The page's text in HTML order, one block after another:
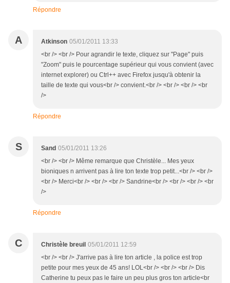
Répondre
A Atkinson 05/01/2011 13:33
<br /> <br /> Pour agrandir le texte, cliquez sur "Page" puis
"Zoom" puis le pourcentage supérieur qui vous convient (avec
internet explorer) ou Ctrl++ avec Firefox jusqu'à obtenir la
taille de texte qui vous<br /> convient.<br /> <br /> <br /> <br
/>
Répondre
S Sand 05/01/2011 13:26
<br /> <br /> Même remarque que Christèle... Mes yeux
bioniques n arrivent pas à lire ton texte trop petit...<br /> <br />
<br /> Merci<br /> <br /> <br /> Sandrine<br /> <br /> <br /> <br
/>
Répondre
C Christèle breuil 05/01/2011 12:59
<br /> <br /> J'arrive pas à lire ton article , la police est trop
petite pour mes yeux de 45 ans! LOL<br /> <br /> <br /> Dis
Catherine tu peux pas le faire un peu plus gros ton article<br